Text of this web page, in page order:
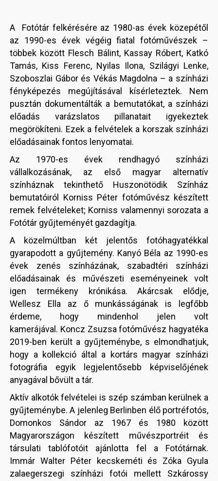
A Fotótár felkérésére az 1980-as évek közepétől
az 1990-es évek végéig fiatal fotóművészek –
többek között Flesch Bálint, Kassay Róbert, Katkó
Tamás, Kiss Ferenc, Nyilas Ilona, Szilágyi Lenke,
Szoboszlai Gábor és Vékás Magdolna – a színházi
fényképezés megújításával kísérleteztek. Nem
pusztán dokumentálták a bemutatókat, a színházi
előadás varázslatos pillanatait igyekeztek
megörökíteni. Ezek a felvételek a korszak színházi
előadásainak fontos lenyomatai.
Az 1970-es évek rendhagyó színházi
vállalkozásának, az első magyar alternatív
színháznak tekinthető Huszonötödik Színház
bemutatóiról Korniss Péter fotóművész készített
remek felvételeket; Korniss valamennyi sorozata a
Fotótár gyűjteményét gazdagítja.
A közelmúltban két jelentős fotóhagyatékkal
gyarapodott a gyűjtemény. Kanyó Béla az 1990-es
évek zenés színházának, szabadtéri színházi
előadásainak és művészeti eseményeinek volt
igen termékeny krónikása. Akárcsak elődje,
Wellesz Ella az ő munkásságának is legfőbb
érdeme, hogy mindenhol jelen volt
kamerájával. Koncz Zsuzsa fotóművész hagyatéka
2019-ben került a gyűjteménybe, s elmondhatjuk,
hogy a kollekció által a kortárs magyar színházi
fotográfia egyik legjelentősebb képviselőjének
anyagával bővült a tár.
Aktív alkotók felvételei is szép számban kerülnek a
gyűjteménybe. A jelenleg Berlinben élő portréfotós,
Domonkos Sándor az 1967 és 1980 között
Magyarországon készített művészportréit és
társulati tablófotóit ajánlotta fel a Fotótárnak.
Immár Walter Péter kecskeméti és Zóka Gyula
zalaegerszegi színházi fotói mellett Szkárossy